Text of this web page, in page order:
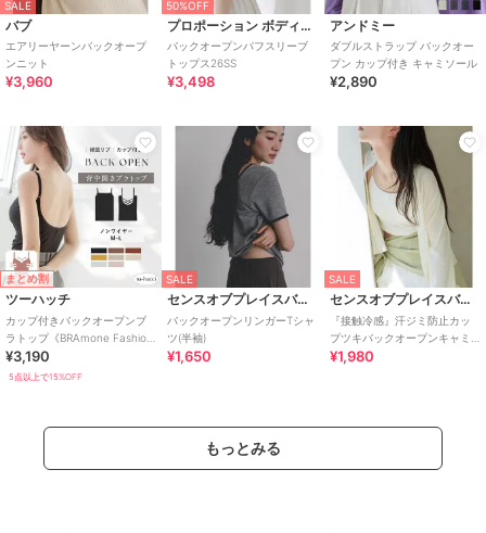
SALE
バブ
エアリーヤーンバックオープ
ンニット
¥3,960
50%OFF
プロポーション ボディドレッシング
バックオープンパフスリーブ
トップス26SS
¥3,498
アンドミー
ダブルストラップ バックオー
プン カップ付き キャミソール
¥2,890
まとめ割
ツーハッチ
カップ付きバックオープンブ
ラトップ《BRAmone Fashion
Easy》
¥3,190
5点以上で15%OFF
SALE
センスオブプレイスバイアーバンリサーチ
バックオープンリンガーTシャ
ツ(半袖)
¥1,650
SALE
センスオブプレイスバイアーバンリサーチ
『接触冷感』汗ジミ防止カッ
プツキバックオープンキャミ
ソール
¥1,980
もっとみる